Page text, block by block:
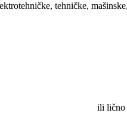
tehničke,
ili lično